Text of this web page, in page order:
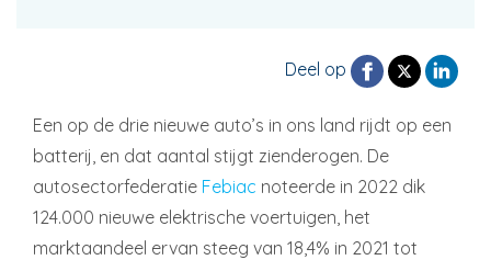
Deel op
Een op de drie nieuwe auto’s in ons land rijdt op een
batterij, en dat aantal stijgt zienderogen. De
autosectorfederatie Febiac noteerde in 2022 dik
124.000 nieuwe elektrische voertuigen, het
marktaandeel ervan steeg van 18,4% in 2021 tot